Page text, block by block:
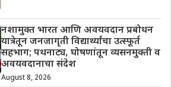
नशामुक्त भारत आणि अवयवदान प्रबोधन
यात्रेतून जनजागृती विद्यार्थ्यांचा उत्स्फूर्त
सहभाग; पथनाट्य, घोषणांतून व्यसनमुक्ती व
अवयवदानाचा संदेश
August 8, 2026